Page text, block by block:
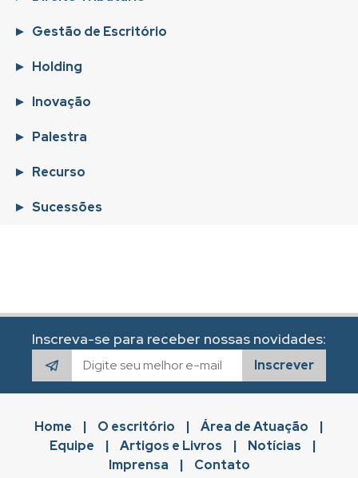
Gestão de Escritório
Holding
Inovação
Palestra
Recurso
Sucessões
Inscreva-se para receber nossas novidades:
Inscrever
Home | O escritório | Área de Atuação
|
Equipe
| Artigos e Livros | Notícias
|
Imprensa
| Contato